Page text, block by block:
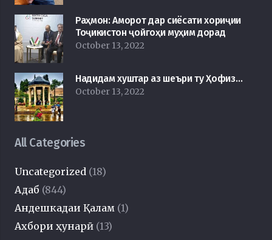
Раҳмон: Аморот дар сиёсати хориҷии
Тоҷикистон ҷойгоҳи муҳим дорад
October 13, 2022
Надидам хуштар аз шеъри ту Ҳофиз…
October 13, 2022
All Categories
Uncategorized (18)
Адаб (844)
Андешкадаи Қалам (1)
Ахбори ҳунарӣ (13)